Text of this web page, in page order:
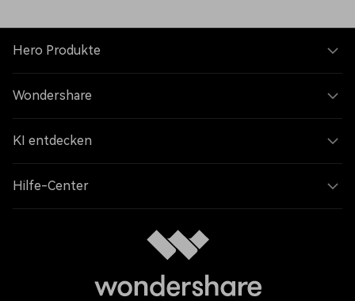
Hero Produkte
Wondershare
KI entdecken
Hilfe-Center